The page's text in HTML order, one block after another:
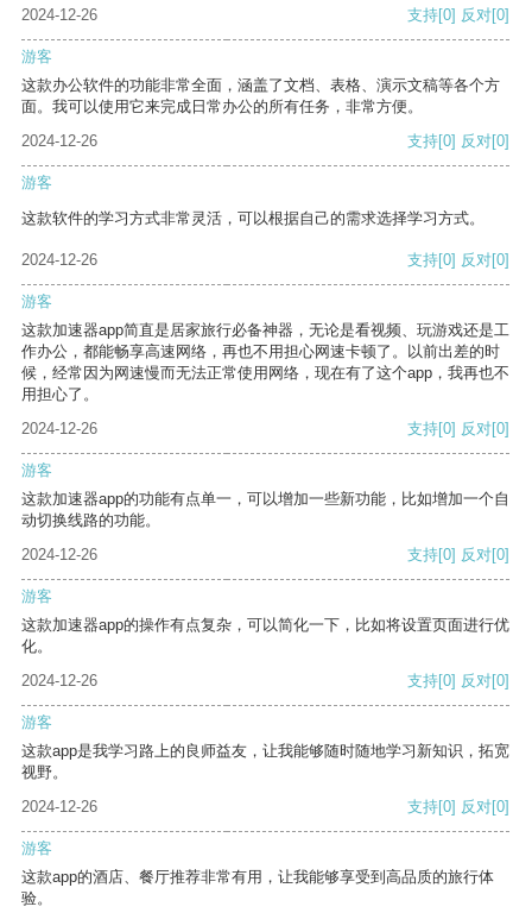
2024-12-26 支持[0] 反对[0]
游客
这款办公软件的功能非常全面，涵盖了文档、表格、演示文稿等各个方
面。我可以使用它来完成日常办公的所有任务，非常方便。
2024-12-26
支持[0] 反对[0]
游客
这款软件的学习方式非常灵活，可以根据自己的需求选择学习方式。
2024-12-26 支持[0] 反对[0]
游客
这款加速器app简直是居家旅行必备神器，无论是看视频、玩游戏还是工
作办公，都能畅享高速网络，再也不用担心网速卡顿了。以前出差的时
候，经常因为网速慢而无法正常使用网络，现在有了这个app，我再也不
用担心了。
2024-12-26
支持[0] 反对[0]
游客
这款加速器app的功能有点单一，可以增加一些新功能，比如增加一个自
动切换线路的功能。
2024-12-26
支持[0] 反对[0]
游客
这款加速器app的操作有点复杂，可以简化一下，比如将设置页面进行优
化。
2024-12-26
支持[0] 反对[0]
游客
这款app是我学习路上的良师益友，让我能够随时随地学习新知识，拓宽
视野。
2024-12-26
支持[0] 反对[0]
游客
这款app的酒店、餐厅推荐非常有用，让我能够享受到高品质的旅行体
验。